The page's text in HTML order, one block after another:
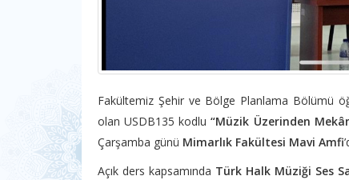
Fakültemiz Şehir ve Bölge Planlama Bölümü
olan USDB135 kodlu“Müzik Üzerinden
Çarşamba günü Mimarlık Fakültesi Mavi Amfi
Açık ders kapsamında Türk Halk Müziği Ses